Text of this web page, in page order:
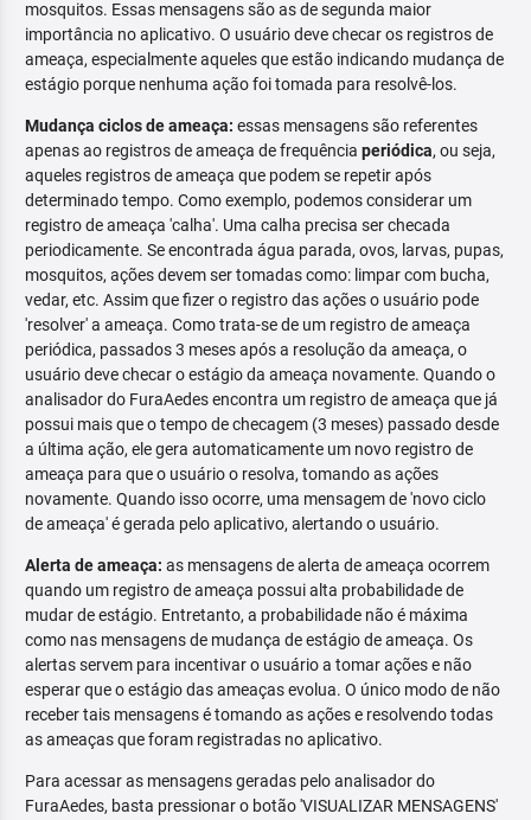
mosquitos. Essas mensagens são as de segunda maior
importância no aplicativo. O usuário deve checar os registros de
ameaça, especialmente aqueles que estão indicando mudança de
estágio porque nenhuma ação foi tomada para resolvê-los.
Mudança ciclos de ameaça: essas mensagens são referentes
apenas ao registros de ameaça de frequência periódica, ou seja,
aqueles registros de ameaça que podem se repetir após
determinado tempo. Como exemplo, podemos considerar um
registro de ameaça 'calha'. Uma calha precisa ser checada
periodicamente. Se encontrada água parada, ovos, larvas, pupas,
mosquitos, ações devem ser tomadas como: limpar com bucha,
vedar, etc. Assim que fizer o registro das ações o usuário pode
'resolver' a ameaça. Como trata-se de um registro de ameaça
periódica, passados 3 meses após a resolução da ameaça, o
usuário deve checar o estágio da ameaça novamente. Quando o
analisador do FuraAedes encontra um registro de ameaça que já
possui mais que o tempo de checagem (3 meses) passado desde
a última ação, ele gera automaticamente um novo registro de
ameaça para que o usuário o resolva, tomando as ações
novamente. Quando isso ocorre, uma mensagem de 'novo ciclo
de ameaça' é gerada pelo aplicativo, alertando o usuário.
Alerta de ameaça: as mensagens de alerta de ameaça ocorrem
quando um registro de ameaça possui alta probabilidade de
mudar de estágio. Entretanto, a probabilidade não é máxima
como nas mensagens de mudança de estágio de ameaça. Os
alertas servem para incentivar o usuário a tomar ações e não
esperar que o estágio das ameaças evolua. O único modo de não
receber tais mensagens é tomando as ações e resolvendo todas
as ameaças que foram registradas no aplicativo.
Para acessar as mensagens geradas pelo analisador do
FuraAedes, basta pressionar o botão 'VISUALIZAR MENSAGENS'